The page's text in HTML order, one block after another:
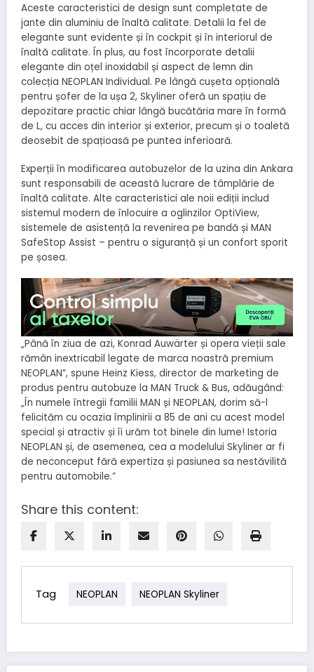
Aceste caracteristici de design sunt completate de
jante din aluminiu de înaltă calitate. Detalii la fel de
elegante sunt evidente și în cockpit și în interiorul de
înaltă calitate. În plus, au fost încorporate detalii
elegante din oțel inoxidabil și aspect de lemn din
colecția NEOPLAN Individual. Pe lângă cușeta opțională
pentru șofer de la ușa 2, Skyliner oferă un spațiu de
depozitare practic chiar lângă bucătăria mare în formă
de L, cu acces din interior și exterior, precum și o toaletă
deosebit de spațioasă pe puntea inferioară.
Experții în modificarea autobuzelor de la uzina din Ankara
sunt responsabili de această lucrare de tâmplărie de
înaltă calitate. Alte caracteristici ale noii ediții includ
sistemul modern de înlocuire a oglinzilor OptiView,
sistemele de asistență la revenirea pe bandă și MAN
SafeStop Assist – pentru o siguranță și un confort sporit
pe șosea.
„Până în ziua de azi, Konrad Auwärter și opera vieții sale
rămân inextricabil legate de marca noastră premium
NEOPLAN”, spune Heinz Kiess, director de marketing de
produs pentru autobuze la MAN Truck & Bus, adăugând:
„În numele întregii familii MAN și NEOPLAN, dorim să-l
felicităm cu ocazia împlinirii a 85 de ani cu acest model
special și atractiv și îi urăm tot binele din lume! Istoria
NEOPLAN și, de asemenea, cea a modelului Skyliner ar fi
de neconceput fără expertiza și pasiunea sa nestăvilită
pentru automobile.”
Share this content:
Tag NEOPLAN NEOPLAN Skyliner